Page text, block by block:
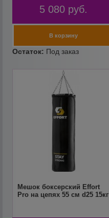
5 080 руб.
Мешок боксерский Effort
Pro на цепях 55 см d25 15кг